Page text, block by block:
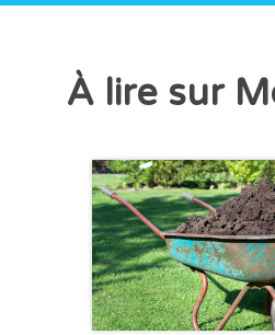
À lire sur
CHRONIQUE